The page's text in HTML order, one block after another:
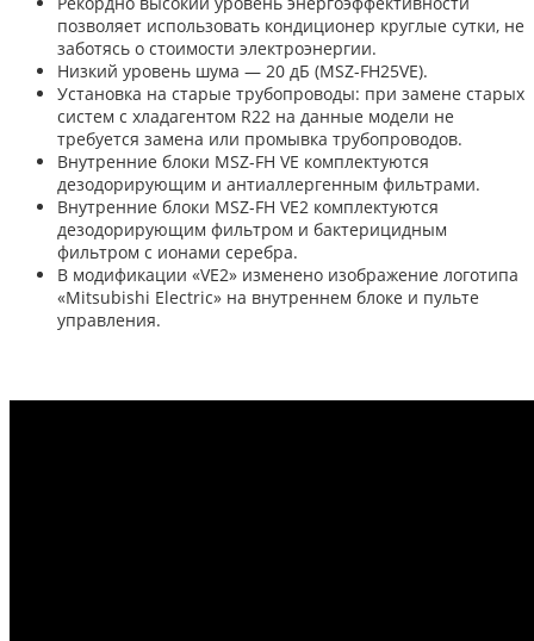
позволяет использовать кондиционер круглые сутки, не
заботясь о стоимости электроэнергии.
Низкий уровень шума — 20 дБ (MSZ-FH25VE).
Установка на старые трубопроводы: при замене старых
систем с хладагентом R22 на данные модели не
требуется замена или промывка трубопроводов.
Внутренние блоки MSZ-FH VE комплектуются
дезодорирующим и антиаллергенным фильтрами.
Внутренние блоки MSZ-FH VE2 комплектуются
дезодорирующим фильтром и бактерицидным
фильтром с ионами серебра.
В модификации «VE2» изменено изображение логотипа
«Mitsubishi Electric» на внутреннем блоке и пульте
управления.